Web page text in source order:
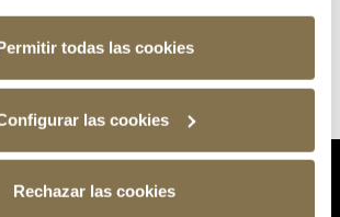
todas las cookies
las cookies
Rechazar las cookies